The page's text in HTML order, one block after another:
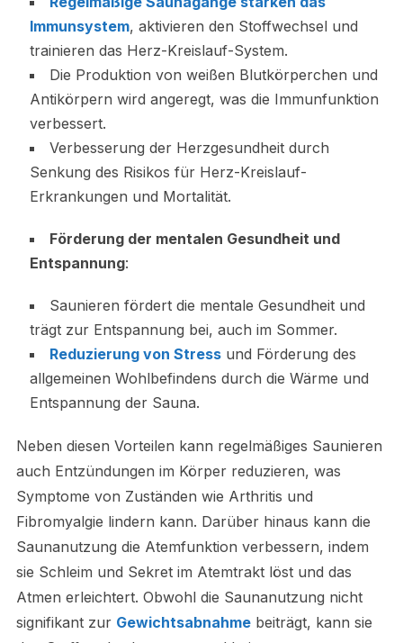
Immunsystem, aktivieren den Stoffwechsel und
trainieren das Herz-Kreislauf-System.
Die Produktion von weißen Blutkörperchen und
Antikörpern wird angeregt, was die Immunfunktion
verbessert.
Verbesserung der Herzgesundheit durch
Senkung des Risikos für Herz-Kreislauf-
Erkrankungen und Mortalität.
Förderung der mentalen Gesundheit und
Entspannung:
Saunieren fördert die mentale Gesundheit und
trägt zur Entspannung bei, auch im Sommer.
Reduzierung von Stressund Förderung des
allgemeinen Wohlbefindens durch die Wärme und
Entspannung der Sauna.
Neben diesen Vorteilen kann regelmäßiges Saunieren
auch Entzündungen im Körper reduzieren, was
Symptome von Zuständen wie Arthritis und
Fibromyalgie lindern kann. Darüber hinaus kann die
Saunanutzung die Atemfunktion verbessern, indem
sie Schleim und Sekret im Atemtrakt löst und das
Atmen erleichtert. Obwohl die Saunanutzung nicht
signifikant zur Gewichtsabnahmebeiträgt, kann sie